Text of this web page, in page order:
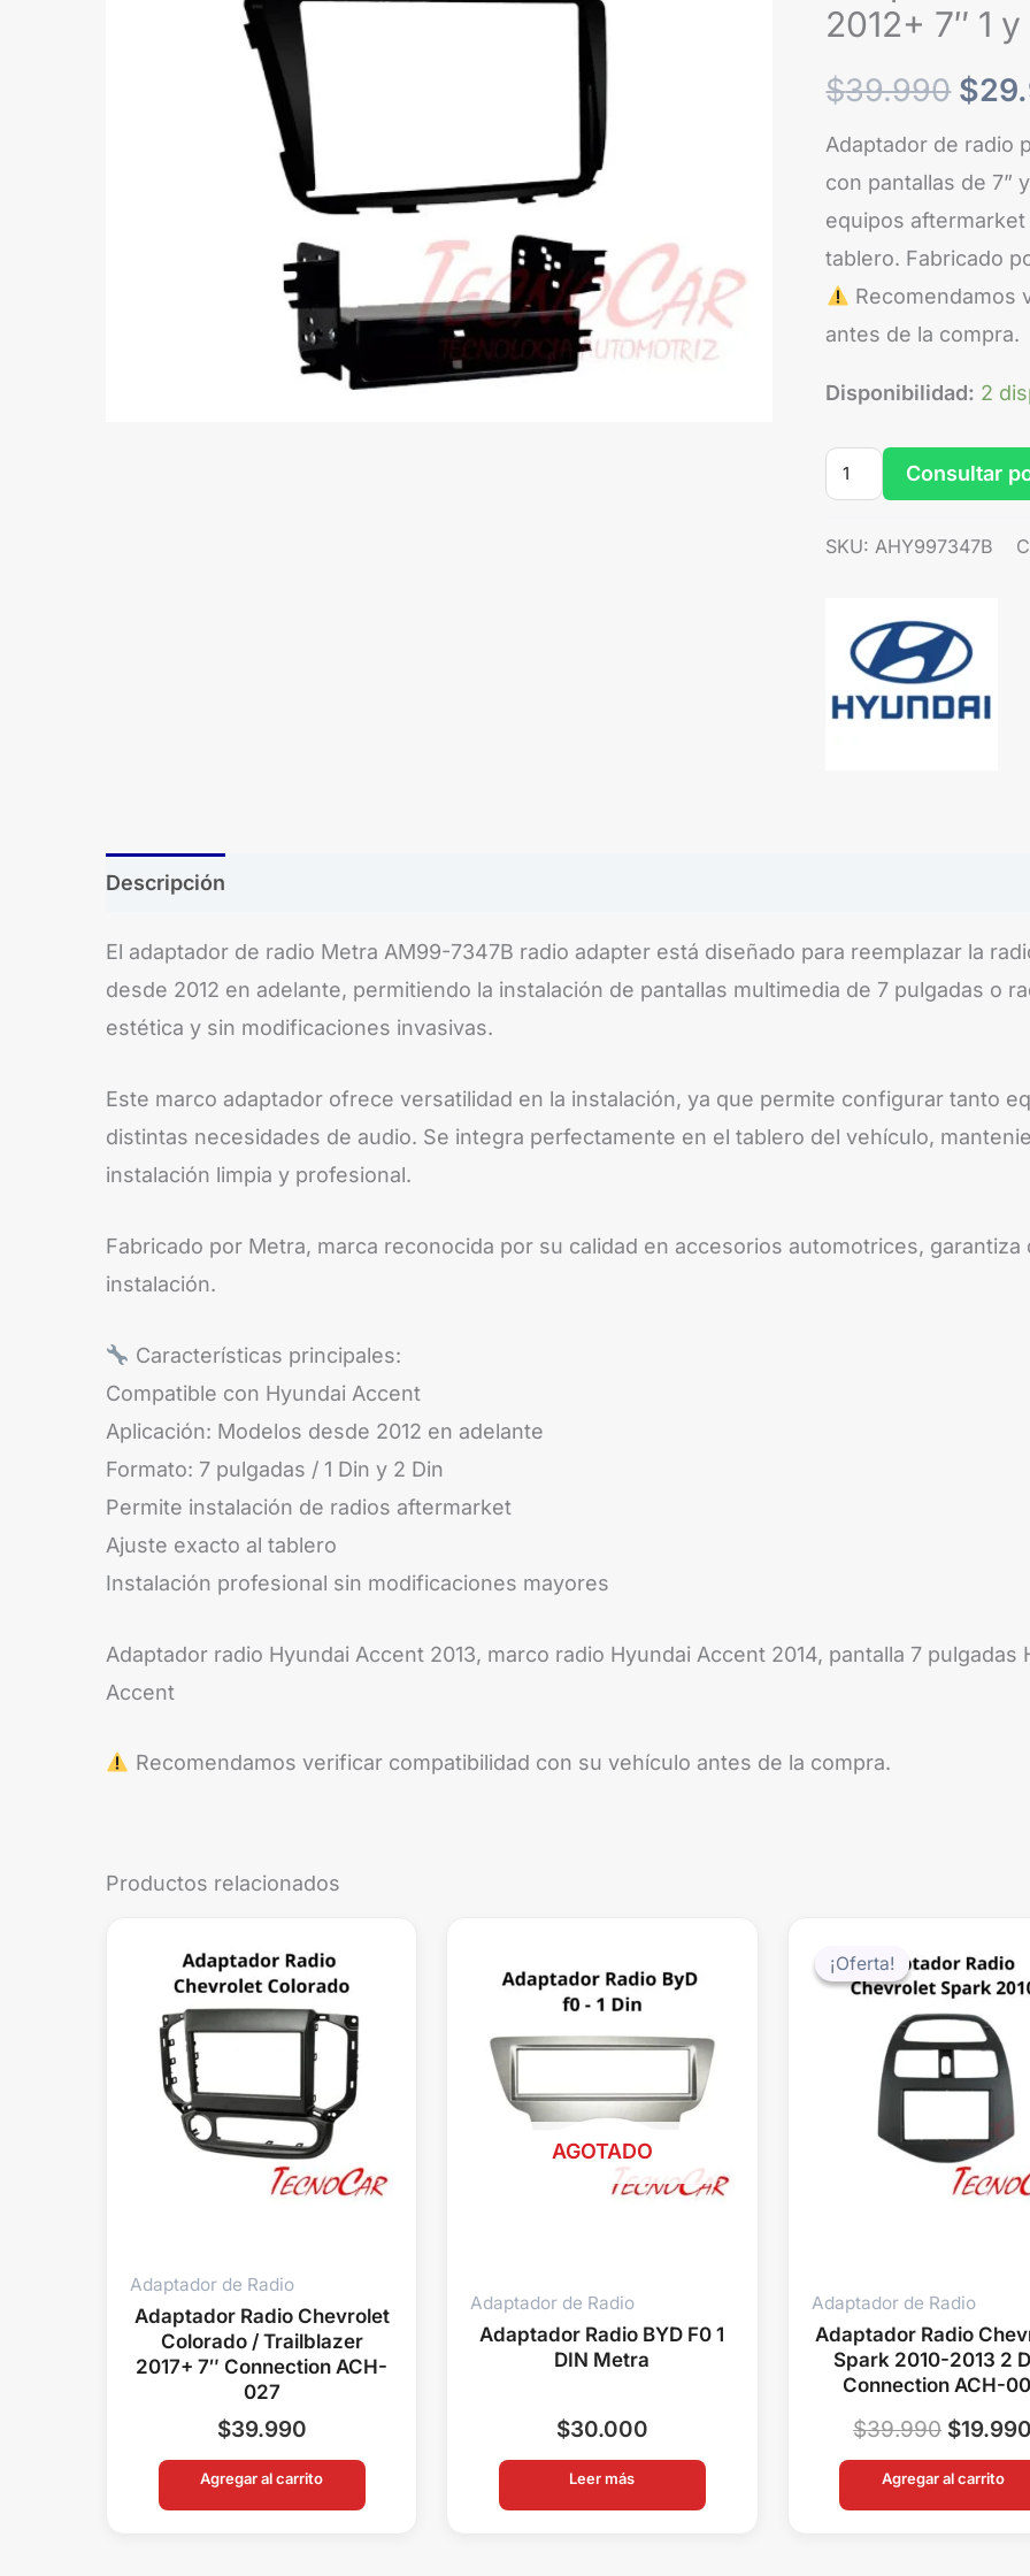
2012+ 7″ 1
$39.990
era:
$
Adaptador de radio
con pantallas de 7”
equipos
tablero. Fabricado
Recomendamos
antes de la compra.
Disponibilidad: 2
7"
1
2
Din
Marco
Metra
cantidad
Consultar
SKU: AHY997347B
Descripción
El adaptador de radio Metra AM99-7347B radio adapter está diseñado para reemplazar la
desde 2012 en adelante, permitiendo la instalación de pantallas multimedia de 7 pulgadas o
estética y sin modificaciones invasivas.
Este marco adaptador ofrece versatilidad en la instalación, ya que permite configurar tanto
distintas necesidades de audio. Se integra perfectamente en el tablero del vehículo,
instalación limpia y profesional.
Fabricado por Metra, marca reconocida por su calidad en accesorios automotrices,
instalación.
Características principales:
Compatible con Hyundai Accent
Aplicación: Modelos desde 2012 en adelante
Formato: 7 pulgadas / 1 Din y 2 Din
Permite instalación de radios aftermarket
Ajuste exacto al tablero
Instalación profesional sin modificaciones mayores
Adaptador radio Hyundai Accent 2013, marco radio Hyundai Accent 2014, pantalla 7 pulgadas
Accent
Recomendamos verificar compatibilidad con su vehículo antes de la compra.
Productos relacionados
Adaptador de Radio
Adaptador Radio Chevrolet
Colorado / Trailblazer
2017+ 7″ Connection ACH-
027
$39.990
Agregar al carrito
AGOTADO
Adaptador de Radio
Adaptador Radio BYD F0 1
DIN Metra
$30.000
Leer más
¡Oferta!
¡Oferta!
Adaptador de Radio
Adaptador Radio
Spark 2010-2013 2
Connection ACH-
$39.990
precio
original
era:
$39.990.
$19.990
Agregar al carrito